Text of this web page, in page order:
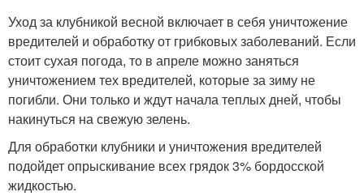
Уход за клубникой весной включает в себя уничтожение
вредителей и обработку от грибковых заболеваний. Если
стоит сухая погода, то в апреле можно заняться
уничтожением тех вредителей, которые за зиму не
погибли. Они только и ждут начала теплых дней, чтобы
накинуться на свежую зелень.
Для обработки клубники и уничтожения вредителей
подойдет опрыскивание всех грядок 3% бордосской
жидкостью.